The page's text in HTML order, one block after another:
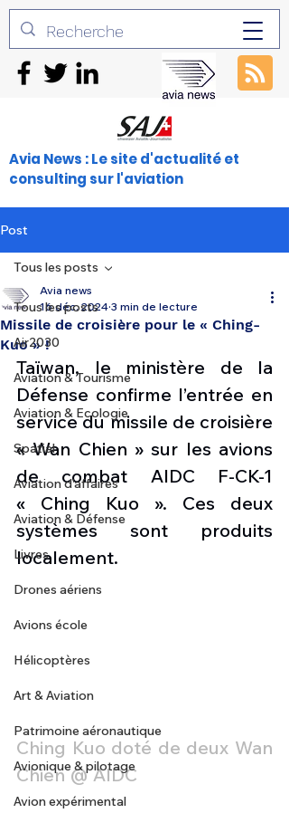
Avia News : Le site d'actualité et
consulting sur l'aviation
Post
Tous les posts
Air2030
Aviation & Tourisme
Aviation & Ecologie
Spatial
Aviation d'affaires
Aviation & Défense
Livres
Drones aériens
Avions école
Hélicoptères
Art & Aviation
Patrimoine aéronautique
Avionique & pilotage
Avion expérimental
Tous les posts
Missile de croisière pour le « Ching-
Kuo » !
Avia news
16 déc. 2024 3 min de lecture
Taïwan, le ministère de la
Défense confirme l’entrée en
service du missile de croisière
« Wan Chien » sur les avions
de combat AIDC F-CK-1
« Ching Kuo ». Ces deux
systèmes sont produits
localement.
Ching Kuo doté de deux Wan
Chien @ AIDC